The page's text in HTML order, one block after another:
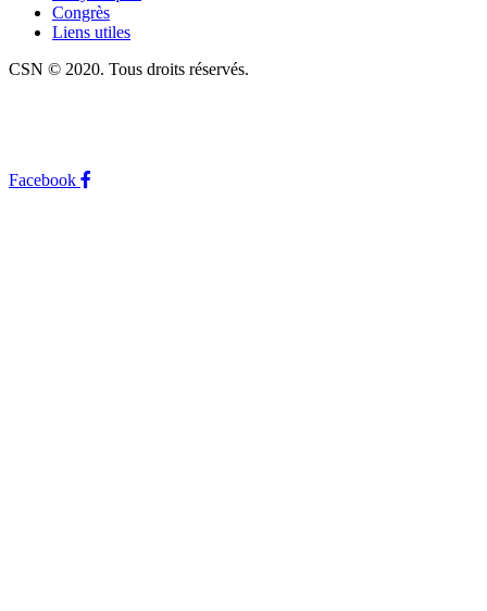
Congrès
Liens utiles
CSN © 2020. Tous droits réservés.
Facebook